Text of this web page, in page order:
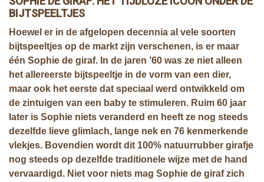
BIJTSPEELTJES
Hoewel er in de afgelopen decennia al vele soorten
bijtspeeltjes op de markt zijn verschenen, is er maar
één Sophie de giraf. In de jaren ’60 was ze niet alleen
het allereerste bijtspeeltje in de vorm van een dier,
maar ook het eerste dat speciaal werd ontwikkeld om
de zintuigen van een baby te stimuleren. Ruim 60 jaar
later is Sophie niets veranderd en heeft ze nog steeds
dezelfde lieve glimlach, lange nek en 76 kenmerkende
vlekjes. Bovendien wordt dit 100% natuurrubber girafje
nog steeds op dezelfde traditionele wijze met de hand
vervaardigd. Niet voor niets mag Sophie de giraf zich